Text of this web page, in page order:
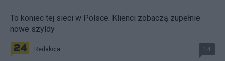
To koniec tej sieci w Polsce. Klienci zobaczą zupełnie
nowe szyldy
Redakcja 14